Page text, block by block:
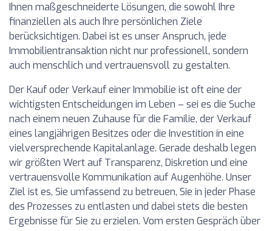
Ihnen maßgeschneiderte Lösungen, die sowohl Ihre
finanziellen als auch Ihre persönlichen Ziele
berücksichtigen. Dabei ist es unser Anspruch, jede
Immobilientransaktion nicht nur professionell, sondern
auch menschlich und vertrauensvoll zu gestalten.
Der Kauf oder Verkauf einer Immobilie ist oft eine der
wichtigsten Entscheidungen im Leben – sei es die Suche
nach einem neuen Zuhause für die Familie, der Verkauf
eines langjährigen Besitzes oder die Investition in eine
vielversprechende Kapitalanlage. Gerade deshalb legen
wir größten Wert auf Transparenz, Diskretion und eine
vertrauensvolle Kommunikation auf Augenhöhe. Unser
Ziel ist es, Sie umfassend zu betreuen, Sie in jeder Phase
des Prozesses zu entlasten und dabei stets die besten
Ergebnisse für Sie zu erzielen. Vom ersten Gespräch über